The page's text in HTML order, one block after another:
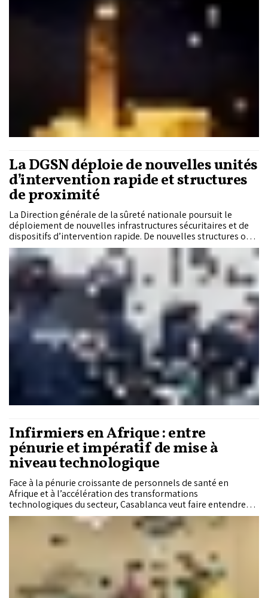
La DGSN déploie de nouvelles unités
d’intervention rapide et structures
de proximité
La Direction générale de la sûreté nationale poursuit le
déploiement de nouvelles infrastructures sécuritaires et de
dispositifs d’intervention rapide. De nouvelles structures ont
été mises en service à Tinghir et Casablanca dans le cadre de
la stratégie visant à rapprocher les services de police des
citoyens et à améliorer la réactivité sur le terrain.
Infirmiers en Afrique : entre
pénurie et impératif de mise à
niveau technologique
Face à la pénurie croissante de personnels de santé en
Afrique et à l’accélération des transformations
technologiques du secteur, Casablanca veut faire entendre
une voix continentale. Réunie du 14 au 16 mai à l’Université
Mohammed VI des sciences et de la santé, la deuxième
édition du Congrès africain des sciences infirmières et
professions de la santé (CASIPS) a rassemblé plusieurs
centaines d’experts, universitaires et décideurs autour d’une
même ambition : ancrer les pratiques avancées au cœur des
systèmes de soins africains et faire émerger un modèle de
formation pensé depuis le continent, pour le continent.